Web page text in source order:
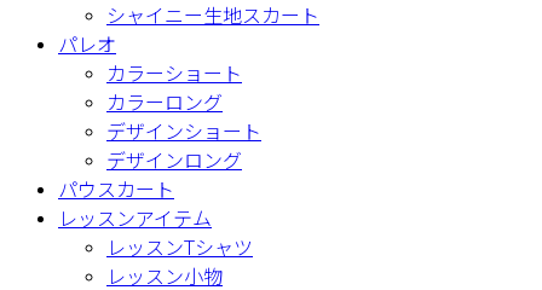
シャイニー生地スカート
パレオ
カラーショート
カラーロング
デザインショート
デザインロング
パウスカート
レッスンアイテム
レッスンTシャツ
レッスン小物